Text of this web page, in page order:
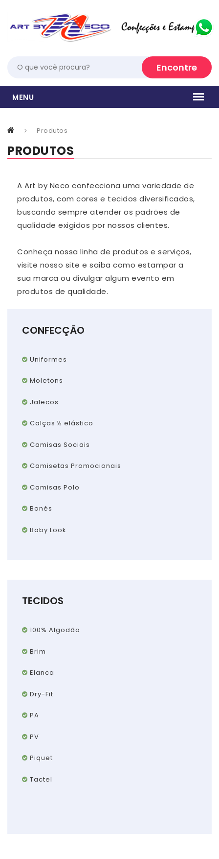
Produtos
PRODUTOS
A Art by Neco confecciona uma variedade de
produtos, com cores e tecidos diversificados,
buscando sempre atender os padrões de
qualidade exigidos por nossos clientes.
Conheça nossa linha de produtos e serviços,
visite nosso site e saiba como estampar a
sua marca ou divulgar algum evento em
produtos de qualidade.
CONFECÇÃO
Uniformes
Moletons
Jalecos
Calças ½ elástico
Camisas Sociais
Camisetas Promocionais
Camisas Polo
Bonés
Baby Look
TECIDOS
100% Algodão
Brim
Elanca
Dry-Fit
PA
PV
Piquet
Tactel